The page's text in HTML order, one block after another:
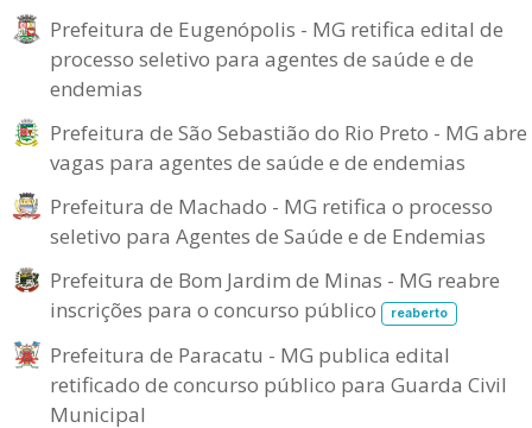
Prefeitura de Eugenópolis - MG retifica edital de
processo seletivo para agentes de saúde e de
endemias
Prefeitura de São Sebastião do Rio Preto - MG abre
vagas para agentes de saúde e de endemias
Prefeitura de Machado - MG retifica o processo
seletivo para Agentes de Saúde e de Endemias
Prefeitura de Bom Jardim de Minas - MG reabre
inscrições para o concurso público
reaberto
Prefeitura de Paracatu - MG publica edital
retificado de concurso público para Guarda Civil
Municipal